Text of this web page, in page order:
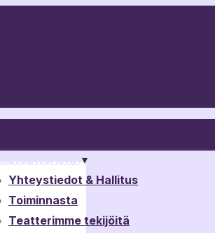
▾▾
Yhteystiedot & Hallitus
Toiminnasta
Teatterimme tekijöitä